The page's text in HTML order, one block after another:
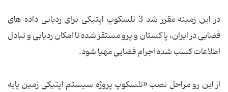
در این زمینه مقرر شد 3 تلسکوپ اپتیکی برای ردیابی داده های
فضایی در ایران، پاکستان و پرو مستقر شده تا امکان ردیابی و تبادل
اطلاعات کسب شده اجرام فضایی مهیا شود.
از این رو مراحل نصب «تلسکوپ پروژه سیستم اپتیکی زمین پایه